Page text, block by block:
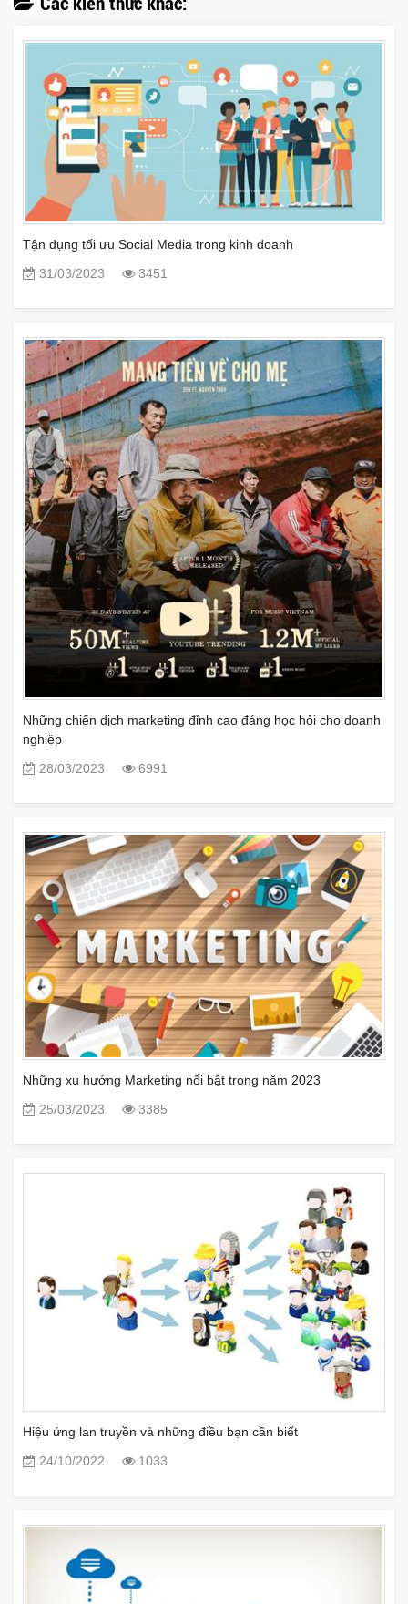
Tận dụng tối ưu Social Media trong kinh doanh
31/03/2023
3451
Những chiến dịch marketing đỉnh cao đáng học hỏi cho doanh
nghiệp
28/03/2023
6991
Những xu hướng Marketing nổi bật trong năm 2023
25/03/2023
3385
Hiệu ứng lan truyền và những điều bạn cần biết
24/10/2022
1033